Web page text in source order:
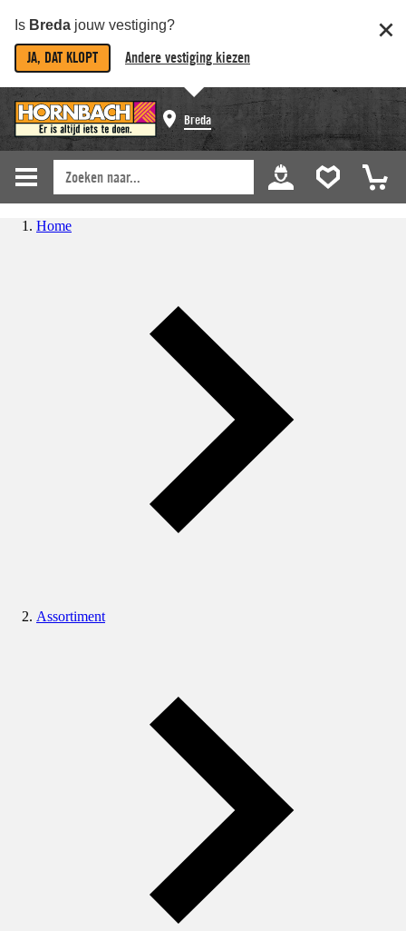
Is Breda jouw vestiging?
JA, DAT KLOPT Andere vestiging kiezen
Breda
Home
Assortiment